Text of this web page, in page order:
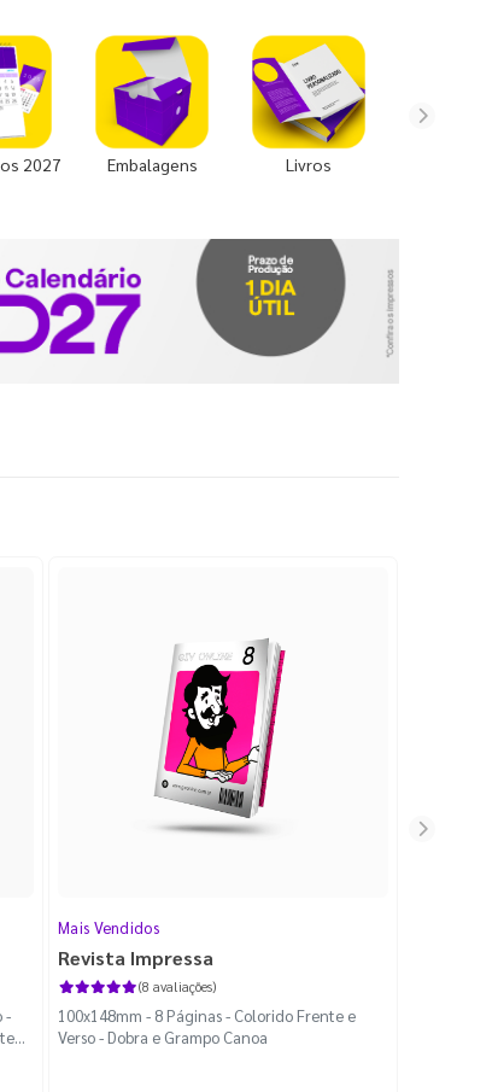
2027 Embalagens Livros
-
Mais Vendidos
Revista Impressa
(8 avaliações)
100x148mm - 8 Páginas - Colorido Frente e
Verso - Dobra e Grampo Canoa